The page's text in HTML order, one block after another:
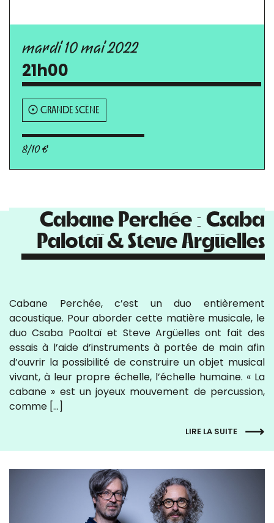
mardi 10 mai 2022
21h00
GRANDE SCÈNE
8/10 €
Cabane Perchée : Csaba
Palotaï & Steve Argüelles
Cabane Perchée, c’est un duo entièrement
acoustique. Pour aborder cette matière musicale, le
duo Csaba Paoltaï et Steve Argüelles ont fait des
essais à l’aide d’instruments à portée de main afin
d’ouvrir la possibilité de construire un objet musical
vivant, à leur propre échelle, l’échelle humaine. « La
cabane » est un joyeux mouvement de percussion,
comme […]
LIRE LA SUITE